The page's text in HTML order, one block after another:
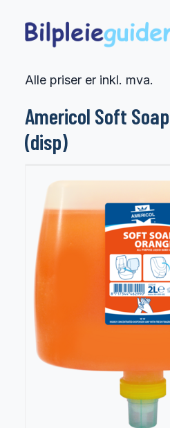
Alle priser er inkl. mva.
Americol Soft
(disp)